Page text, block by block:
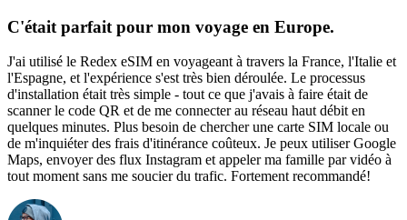
C'était parfait pour mon voyage en Europe.
J'ai utilisé le Redex eSIM en voyageant à travers la France, l'Italie et
l'Espagne, et l'expérience s'est très bien déroulée. Le processus
d'installation était très simple - tout ce que j'avais à faire était de
scanner le code QR et de me connecter au réseau haut débit en
quelques minutes. Plus besoin de chercher une carte SIM locale ou
de m'inquiéter des frais d'itinérance coûteux. Je peux utiliser Google
Maps, envoyer des flux Instagram et appeler ma famille par vidéo à
tout moment sans me soucier du trafic. Fortement recommandé!